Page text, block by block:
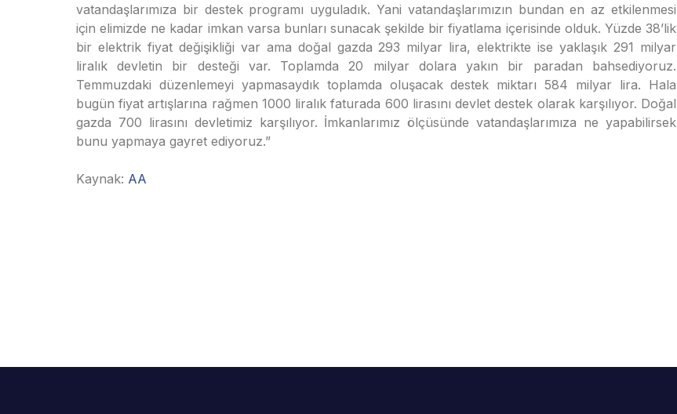
vatandaşlarımıza bir destek programı uyguladık. Yani vatandaşlarımızın bundan en az etkilenmesi
için elimizde ne kadar imkan varsa bunları sunacak şekilde bir fiyatlama içerisinde olduk. Yüzde 38’lik
bir elektrik fiyat değişikliği var ama doğal gazda 293 milyar lira, elektrikte ise yaklaşık 291 milyar
liralık devletin bir desteği var. Toplamda 20 milyar dolara yakın bir paradan bahsediyoruz.
Temmuzdaki düzenlemeyi yapmasaydık toplamda oluşacak destek miktarı 584 milyar lira. Hala
bugün fiyat artışlarına rağmen 1000 liralık faturada 600 lirasını devlet destek olarak karşılıyor. Doğal
gazda 700 lirasını devletimiz karşılıyor. İmkanlarımız ölçüsünde vatandaşlarımıza ne yapabilirsek
bunu yapmaya gayret ediyoruz.”
Kaynak: AA